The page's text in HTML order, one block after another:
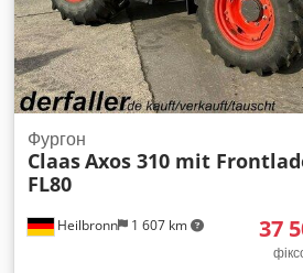
Heilbronn 1 607 km
Фургон
ClaasAxos 310 mit
FL80
37